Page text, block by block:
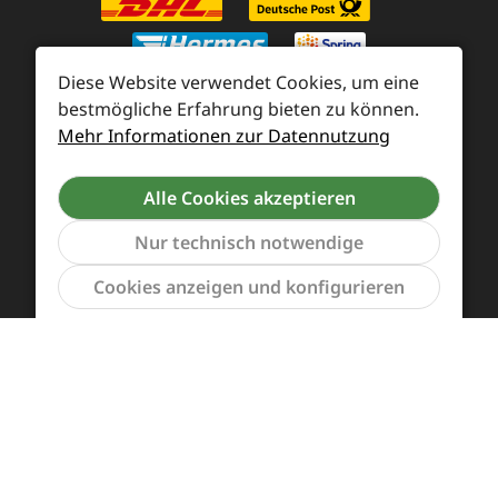
Zahlung und Versand
Widerrufsrecht und Rücksendung
Kontakt
Händleranfragen
Cookie-Voreinstellungen
Alle Preise inkl. gesetzl. Mehrwertsteuer zzgl.
Diese Website verwendet Cookies, um eine
bestmögliche Erfahrung bieten zu können.
Mehr Informationen zur Datennutzung
Alle Cookies akzeptieren
Nur technisch notwendige
Cookies anzeigen und konfigurieren